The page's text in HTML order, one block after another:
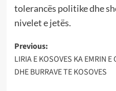
tolerancës politike dhe
nivelet e jetës.
Post
navigation
Previous:
LIRIA E KOSOVES KA EMRIN
DHE BURRAVE TE KOSOVES